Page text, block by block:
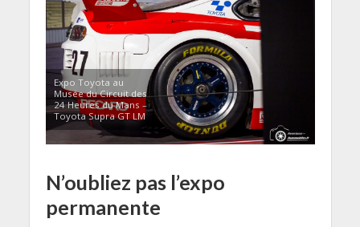
Expo Toyota au
Musée du Circuit des
24 Heures du Mans –
Toyota Supra GT LM
N’oubliez pas l’expo
permanente